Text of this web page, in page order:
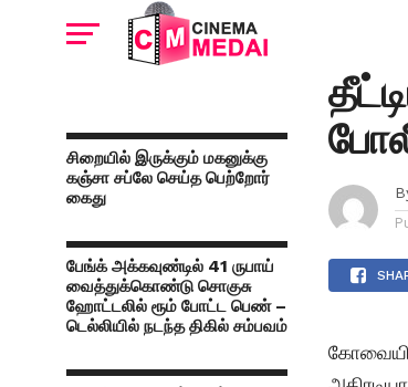
சிறையில் இருக்கும் மகனுக்கு
கஞ்சா சப்லே செய்த பெற்றோர்
கைது
பேங்க் அக்கவுண்டில் 41 ருபாய்
வைத்துக்கொண்டு சொகுசு
ஹோட்டலில் ரூம் போட்ட பெண் –
டெல்லியில் நடந்த திகில் சம்பவம்